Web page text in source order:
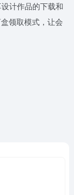
计作品的下载和
领取模式，让会